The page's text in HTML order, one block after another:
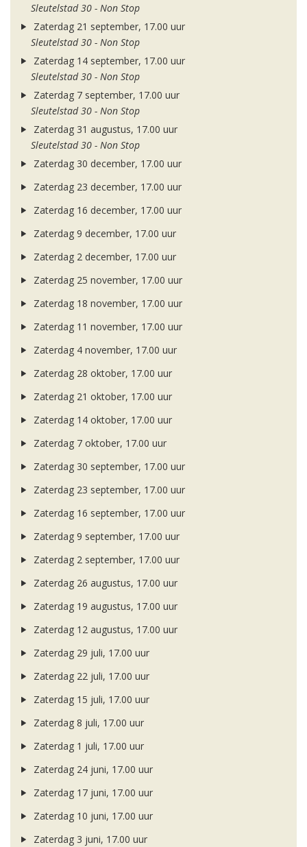
Sleutelstad 30 - Non Stop
Zaterdag 21 september, 17.00 uur
Sleutelstad 30 - Non Stop
Zaterdag 14 september, 17.00 uur
Sleutelstad 30 - Non Stop
Zaterdag 7 september, 17.00 uur
Sleutelstad 30 - Non Stop
Zaterdag 31 augustus, 17.00 uur
Sleutelstad 30 - Non Stop
Zaterdag 30 december, 17.00 uur
Zaterdag 23 december, 17.00 uur
Zaterdag 16 december, 17.00 uur
Zaterdag 9 december, 17.00 uur
Zaterdag 2 december, 17.00 uur
Zaterdag 25 november, 17.00 uur
Zaterdag 18 november, 17.00 uur
Zaterdag 11 november, 17.00 uur
Zaterdag 4 november, 17.00 uur
Zaterdag 28 oktober, 17.00 uur
Zaterdag 21 oktober, 17.00 uur
Zaterdag 14 oktober, 17.00 uur
Zaterdag 7 oktober, 17.00 uur
Zaterdag 30 september, 17.00 uur
Zaterdag 23 september, 17.00 uur
Zaterdag 16 september, 17.00 uur
Zaterdag 9 september, 17.00 uur
Zaterdag 2 september, 17.00 uur
Zaterdag 26 augustus, 17.00 uur
Zaterdag 19 augustus, 17.00 uur
Zaterdag 12 augustus, 17.00 uur
Zaterdag 29 juli, 17.00 uur
Zaterdag 22 juli, 17.00 uur
Zaterdag 15 juli, 17.00 uur
Zaterdag 8 juli, 17.00 uur
Zaterdag 1 juli, 17.00 uur
Zaterdag 24 juni, 17.00 uur
Zaterdag 17 juni, 17.00 uur
Zaterdag 10 juni, 17.00 uur
Zaterdag 3 juni, 17.00 uur